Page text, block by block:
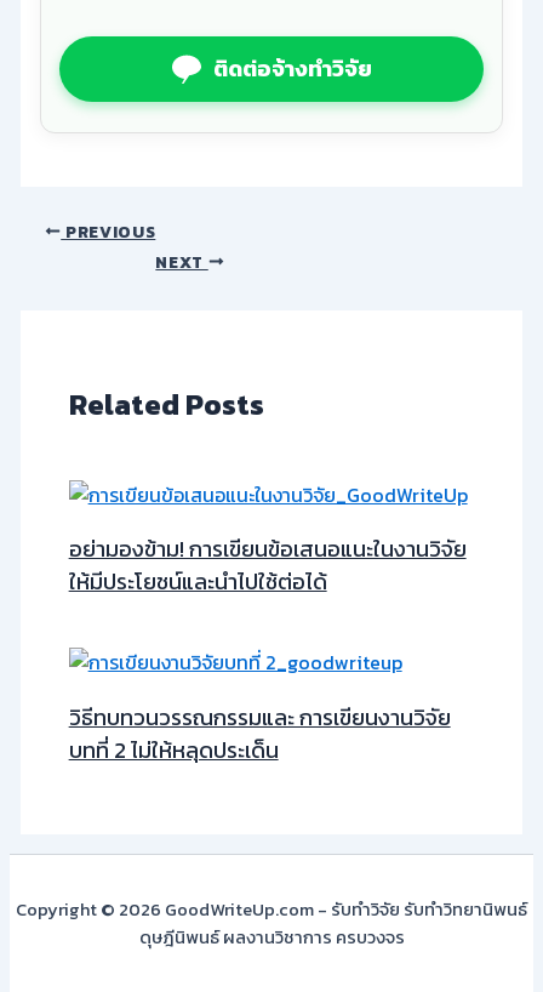
ติดต่อจ้างทำวิจัย
PREVIOUS
NEXT
Related Posts
อย่ามองข้าม! การเขียนข้อเสนอแนะในงานวิจัย
ให้มีประโยชน์และนำไปใช้ต่อได้
วิธีทบทวนวรรณกรรมและ การเขียนงานวิจัย
บทที่ 2 ไม่ให้หลุดประเด็น
Copyright © 2026 GoodWriteUp.com - รับทำวิจัย รับทำวิทยานิพนธ์
ดุษฎีนิพนธ์ ผลงานวิชาการ ครบวงจร